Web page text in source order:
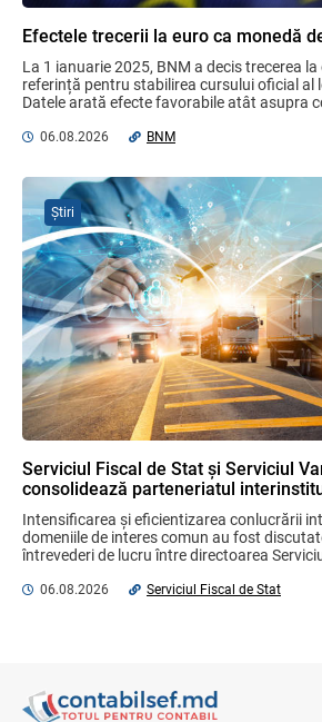
nominalizare a
03.08.2026
MIA Plăți Instant:
05.08.2026 BNM
Plafonul operațiunilor
fără autorizarea BNM
06.08.2026
Reforma fiscală 2027,
consultare publică
06.08.2026
Proiectul de lege
de credit pentru bunuri
rezidențiale, consultat
04.08.2026
UE
Efectele trecerii la euro ca monedă
La 1 ianuarie 2025, BNM a decis trecerea
referință pentru stabilirea cursului oficial al
Datele arată efecte favorabile atât asupra
06.08.2026 BNM
Serviciul Fiscal de Stat și Serviciul
consolidează parteneriatul
Intensificarea și eficientizarea conlucrării
domeniile de interes comun au fost
întrevederi de lucru între directoarea
06.08.2026 Serviciul Fiscal de Stat
Știri